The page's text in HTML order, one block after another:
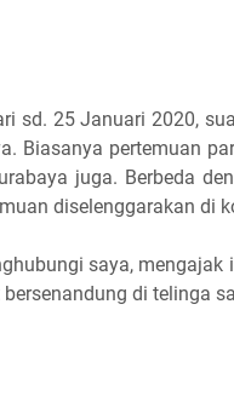
sd. 25 Januari 2020,
Biasanya pertemuan
juga. Berbeda
diselenggarakan di
saya, mengajak
di telinga